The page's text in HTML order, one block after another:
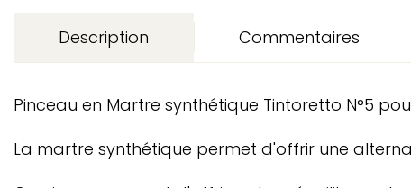
Description
Pinceau en Martre synthétique Tintoretto N°5
La martre synthétique permet d'offrir une
Commentaires